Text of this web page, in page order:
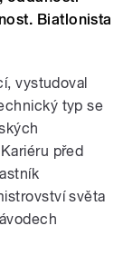
Biatlonista
vystudoval
typ se
před
světa